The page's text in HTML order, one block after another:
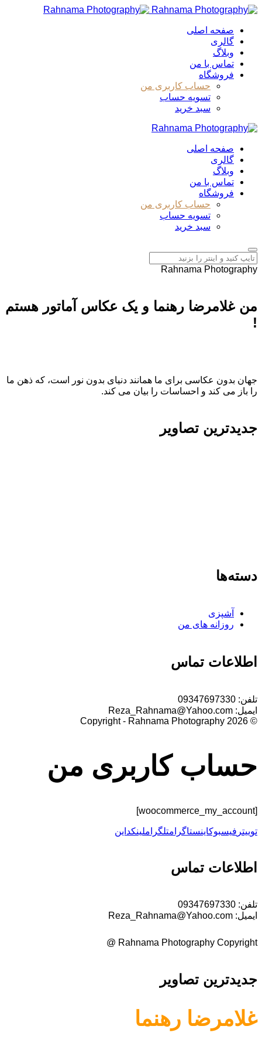
صفحه اصلی
گالری
وبلاگ
تماس با من
فروشگاه
حساب کاربری من
تسویه حساب
سبد خرید
صفحه اصلی
گالری
وبلاگ
تماس با من
فروشگاه
حساب کاربری من
تسویه حساب
سبد خرید
Rahnama Photography
من غلامرضا رهنما و یک عکاس آماتور هستم
!
جهان بدون عکاسی برای ما همانند دنیای بدون نور است، که ذهن ما
را باز می کند و احساسات را بیان می کند.
جدیدترین تصاویر
دسته‌ها
آشپزی
روزانه های من
اطلاعات تماس
تلفن:
ایمیل:
© 2026 Copyright - Rahnama Photography
حساب کاربری من
[woocommerce_my_account]
توییتر فیسبوکاینستاگرامتلگراملینکداین
اطلاعات تماس
تلفن:
ایمیل:
Rahnama Photography Copyright @
جدیدترین تصاویر
غلامرضا رهنما